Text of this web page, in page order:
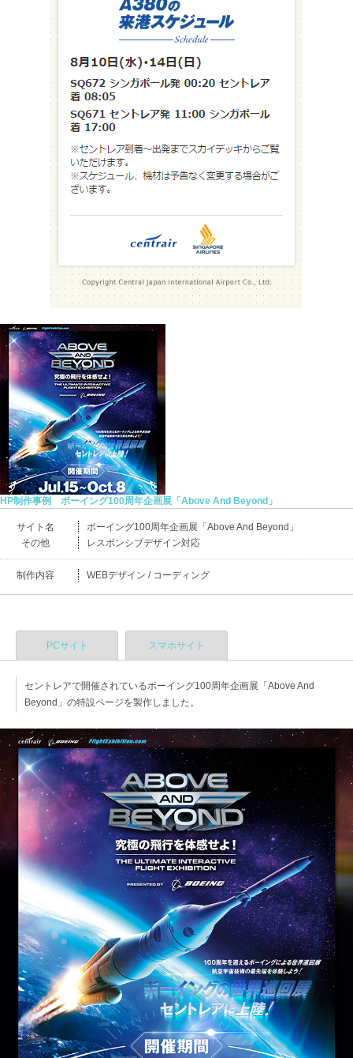
HP制作事例 ボーイング100周年企画展「Above And Beyond」
サイト名
ボーイング100周年企画展「Above And Beyond」
その他
レスポンシブデザイン対応
制作内容 WEBデザイン / コーディング
PCサイト スマホサイト
セントレアで開催されているボーイング100周年企画展「Above And
Beyond」の特設ページを製作しました。